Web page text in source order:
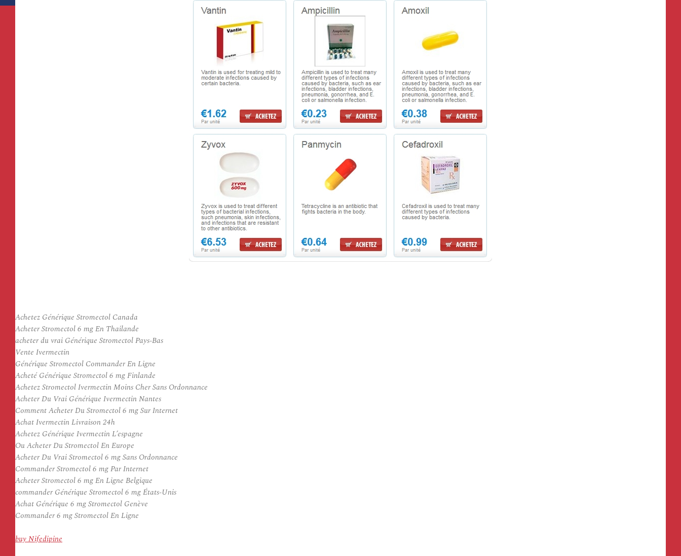
Achetez Générique Stromectol Canada
Acheter Stromectol 6 mg En Thailande
acheter du vrai Générique Stromectol Pays-Bas
Vente Ivermectin
Générique Stromectol Commander En Ligne
Acheté Générique Stromectol 6 mg Finlande
Achetez Stromectol Ivermectin Moins Cher Sans Ordonnance
Acheter Du Vrai Générique Ivermectin Nantes
Comment Acheter Du Stromectol 6 mg Sur Internet
Achat Ivermectin Livraison 24h
Achetez Générique Ivermectin L’espagne
Ou Acheter Du Stromectol En Europe
Acheter Du Vrai Stromectol 6 mg Sans Ordonnance
Commander Stromectol 6 mg Par Internet
Acheter Stromectol 6 mg En Ligne Belgique
commander Générique Stromectol 6 mg États-Unis
Achat Générique 6 mg Stromectol Genève
Commander 6 mg Stromectol En Ligne
buy Nifedipine